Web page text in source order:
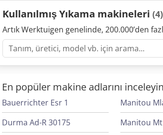
Kullanılmış Yıkama makineleri (4)
Artık Werktuigen genelinde, 200.000’den
En popüler makine adlarını
Bauerrichter Esr 1
Durma Ad-R 30175
Manitou
Manitou